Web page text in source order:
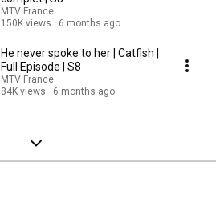
MTV France
150K views
6 months ago
He never spoke to her | Catfish |
Full Episode | S8
MTV France
84K views
6 months ago